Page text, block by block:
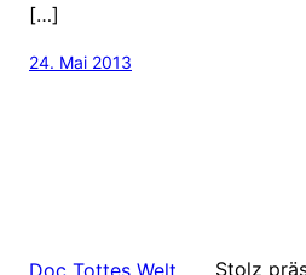
[…]
24. Mai 2013
Doc Tottes Welt Stolz